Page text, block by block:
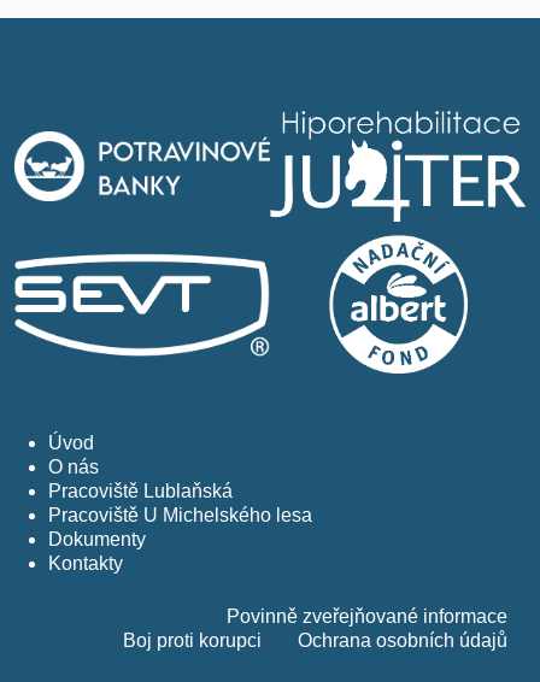
Úvod
O nás
Pracoviště Lublaňská
Pracoviště U Michelského lesa
Dokumenty
Kontakty
Povinně zveřejňované informace
Ochrana osobních údajů
Boj proti korupci